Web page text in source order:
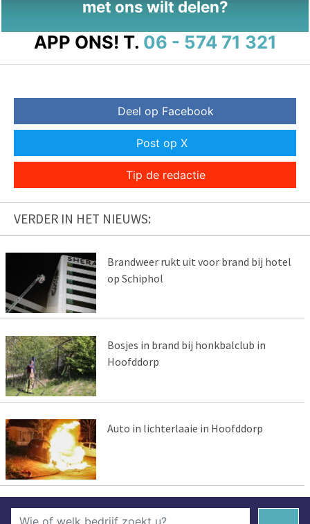
met ons wilt delen?
APP ONS! T. 06 - 574 71 321
Deel op Facebook
Post op X
Tip de redactie
VERDER IN HET NIEUWS:
Brandweer rukt uit voor brand bij hotel
op Schiphol
Bosjes in brand bij honkbalclub in
Hoofddorp
Auto in lichterlaaie in Hoofddorp